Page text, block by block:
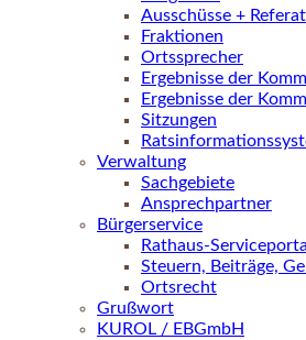
Ausschüsse +
Fraktionen
Ortssprecher
Ergebnisse der
Ergebnisse der
Sitzungen
Verwaltung
Sachgebiete
Ansprechpartner
Bürgerservice
Rathaus-Serviceportal
Steuern, Beiträge,
Ortsrecht
Grußwort
KUROL / EBGmbH